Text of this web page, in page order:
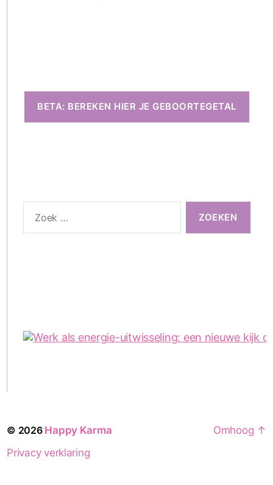
BETA: BEREKEN HIER JE GEBOORTEGETAL
naar:
© 2026 Happy Karma
Privacy verklaring
Omhoog ↑